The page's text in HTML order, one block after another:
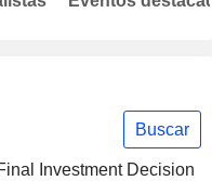
Buscar
Investment Decision